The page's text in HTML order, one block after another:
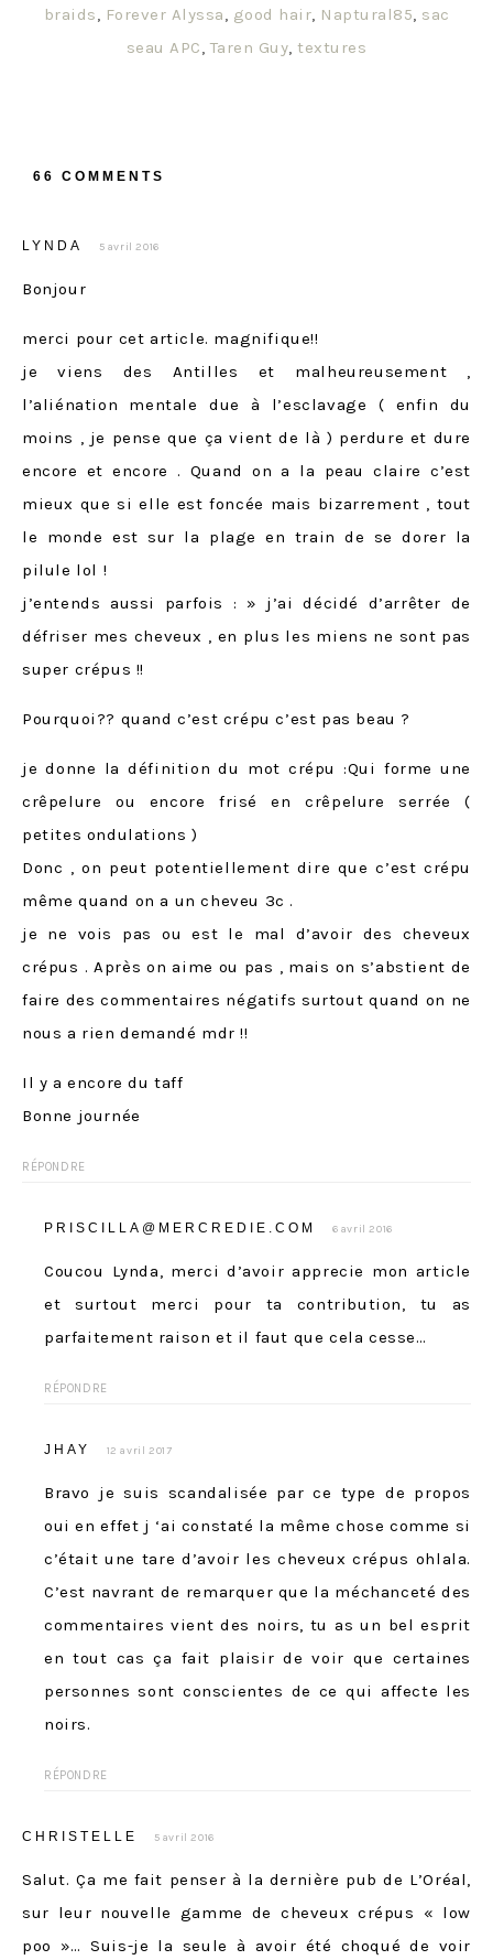
braids Forever Alyssa good hair Naptural85 sac
seau APC Taren Guy ,textures
66 COMMENTS
LYNDA 5 avril 2016
Bonjour
merci pour cet article. magnifique!!
je viens des Antilles et malheureusement ,
l’aliénation mentale due à l’esclavage ( enfin du
moins , je pense que ça vient de là ) perdure et dure
encore et encore . Quand on a la peau claire c’est
mieux que si elle est foncée mais bizarrement , tout
le monde est sur la plage en train de se dorer la
pilule lol !
j’entends aussi parfois : » j’ai décidé d’arrêter de
défriser mes cheveux , en plus les miens ne sont pas
super crépus !!
Pourquoi?? quand c’est crépu c’est pas beau ?
je donne la définition du mot crépu :Qui forme une
crêpelure ou encore frisé en crêpelure serrée (
petites ondulations )
Donc , on peut potentiellement dire que c’est crépu
même quand on a un cheveu 3c .
je ne vois pas ou est le mal d’avoir des cheveux
crépus . Après on aime ou pas , mais on s’abstient de
faire des commentaires négatifs surtout quand on ne
nous a rien demandé mdr !!
Il y a encore du taff
Bonne journée
RÉPONDRE
PRISCILLA@MERCREDIE.COM 6 avril 2016
Coucou Lynda, merci d’avoir apprecie mon article
et surtout merci pour ta contribution, tu as
parfaitement raison et il faut que cela cesse…
RÉPONDRE
JHAY 12 avril 2017
Bravo je suis scandalisée par ce type de propos
oui en effet j ‘ai constaté la même chose comme si
c’était une tare d’avoir les cheveux crépus ohlala.
C’est navrant de remarquer que la méchanceté des
commentaires vient des noirs, tu as un bel esprit
en tout cas ça fait plaisir de voir que certaines
personnes sont conscientes de ce qui affecte les
noirs.
RÉPONDRE
CHRISTELLE 5 avril 2016
Salut. Ça me fait penser à la dernière pub de L’Oréal,
sur leur nouvelle gamme de cheveux crépus « low
poo »… Suis-je la seule à avoir été choqué de voir